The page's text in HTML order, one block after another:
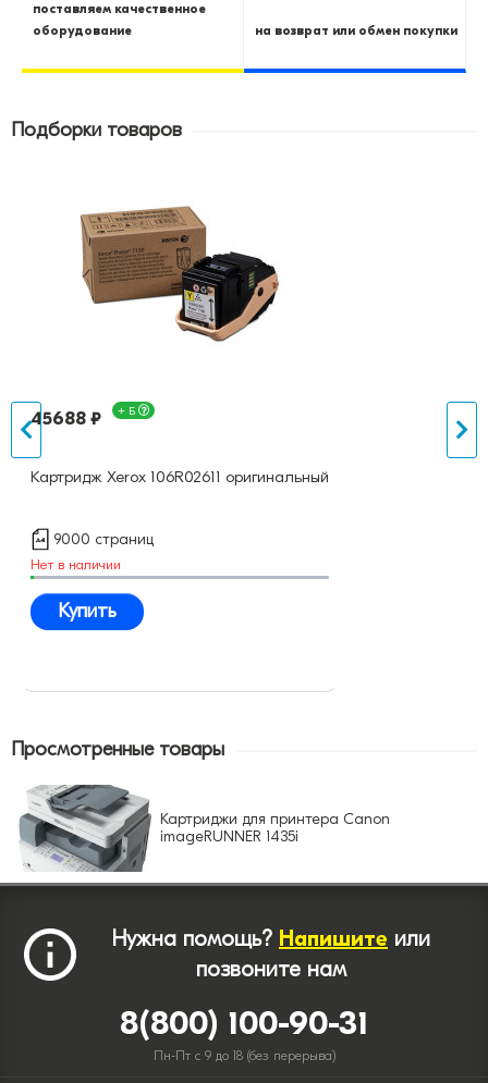
поставляем качественное
оборудование
на возврат или обмен покупки
Подборки товаров
45688 ₽ + Б
Картридж Xerox 106R02611 оригинальный
9000 страниц
Нет в наличии
Купить
Просмотренные товары
Картриджи для принтера Canon
imageRUNNER 1435i
Нужна помощь? Напишите или
позвоните нам
8(800) 100-90-31
Пн-Пт с 9 до 18 (без перерыва)